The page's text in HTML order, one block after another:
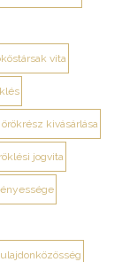
vita
örökrész kivásárlása
jogvita